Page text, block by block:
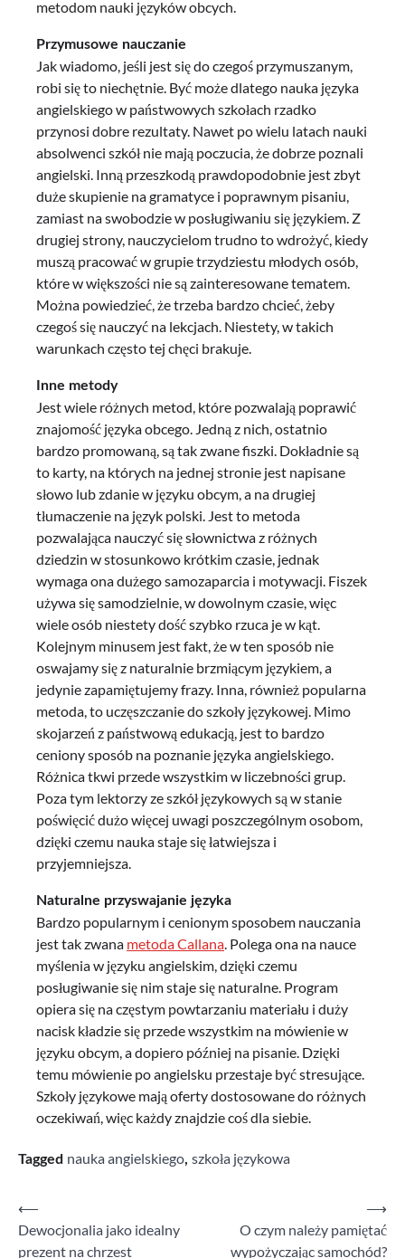
metodom nauki języków obcych.
Przymusowe nauczanie
Jak wiadomo, jeśli jest się do czegoś przymuszanym,
robi się to niechętnie. Być może dlatego nauka języka
angielskiego w państwowych szkołach rzadko
przynosi dobre rezultaty. Nawet po wielu latach nauki
absolwenci szkół nie mają poczucia, że dobrze poznali
angielski. Inną przeszkodą prawdopodobnie jest zbyt
duże skupienie na gramatyce i poprawnym pisaniu,
zamiast na swobodzie w posługiwaniu się językiem. Z
drugiej strony, nauczycielom trudno to wdrożyć, kiedy
muszą pracować w grupie trzydziestu młodych osób,
które w większości nie są zainteresowane tematem.
Można powiedzieć, że trzeba bardzo chcieć, żeby
czegoś się nauczyć na lekcjach. Niestety, w takich
warunkach często tej chęci brakuje.
Inne metody
Jest wiele różnych metod, które pozwalają poprawić
znajomość języka obcego. Jedną z nich, ostatnio
bardzo promowaną, są tak zwane fiszki. Dokładnie są
to karty, na których na jednej stronie jest napisane
słowo lub zdanie w języku obcym, a na drugiej
tłumaczenie na język polski. Jest to metoda
pozwalająca nauczyć się słownictwa z różnych
dziedzin w stosunkowo krótkim czasie, jednak
wymaga ona dużego samozaparcia i motywacji. Fiszek
używa się samodzielnie, w dowolnym czasie, więc
wiele osób niestety dość szybko rzuca je w kąt.
Kolejnym minusem jest fakt, że w ten sposób nie
oswajamy się z naturalnie brzmiącym językiem, a
jedynie zapamiętujemy frazy. Inna, również popularna
metoda, to uczęszczanie do szkoły językowej. Mimo
skojarzeń z państwową edukacją, jest to bardzo
ceniony sposób na poznanie języka angielskiego.
Różnica tkwi przede wszystkim w liczebności grup.
Poza tym lektorzy ze szkół językowych są w stanie
poświęcić dużo więcej uwagi poszczególnym osobom,
dzięki czemu nauka staje się łatwiejsza i
przyjemniejsza.
Naturalne przyswajanie języka
Bardzo popularnym i cenionym sposobem nauczania
jest tak zwana metoda Callana. Polega ona na nauce
myślenia w języku angielskim, dzięki czemu
posługiwanie się nim staje się naturalne. Program
opiera się na częstym powtarzaniu materiału i duży
nacisk kładzie się przede wszystkim na mówienie w
języku obcym, a dopiero później na pisanie. Dzięki
temu mówienie po angielsku przestaje być stresujące.
Szkoły językowe mają oferty dostosowane do różnych
oczekiwań, więc każdy znajdzie coś dla siebie.
Tagged nauka angielskiego, szkoła językowa
Nawigacja
wpisu
⟵
Dewocjonalia jako idealny
prezent na chrzest
O czym należy pamiętać
wypożyczając samochód?
⟶